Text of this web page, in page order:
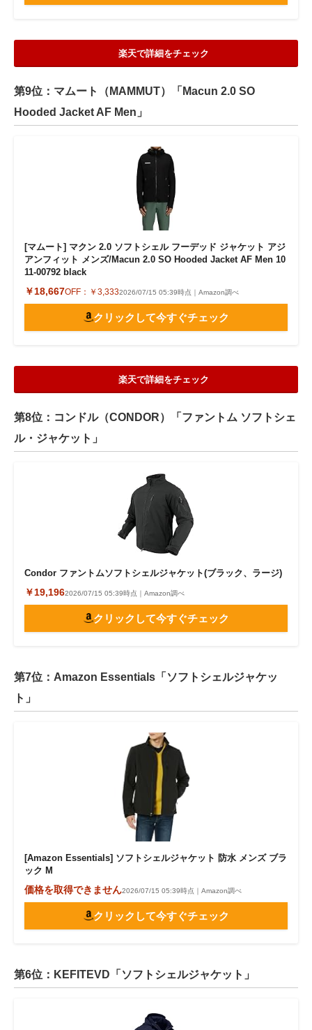
楽天で詳細をチェック
第9位：マムート（MAMMUT）「Macun 2.0 SO
Hooded Jacket AF Men」
[マムート] マクン 2.0 ソフトシェル フーデッド ジャケット アジ
アンフィット メンズ/Macun 2.0 SO Hooded Jacket AF Men 10
11-00792 black
￥18,667OFF： ￥3,3332026/07/15 05:39時点｜Amazon調べ
クリックして今すぐチェック
楽天で詳細をチェック
第8位：コンドル（CONDOR）「ファントム ソフトシェ
ル・ジャケット」
Condor ファントムソフトシェルジャケット(ブラック、ラージ)
￥19,1962026/07/15 05:39時点｜Amazon調べ
クリックして今すぐチェック
第7位：Amazon Essentials「ソフトシェルジャケッ
ト」
[Amazon Essentials] ソフトシェルジャケット 防水 メンズ ブラ
ック M
価格を取得できません2026/07/15 05:39時点｜Amazon調べ
クリックして今すぐチェック
第6位：KEFITEVD「ソフトシェルジャケット」